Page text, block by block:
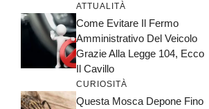
ATTUALITÀ
Come Evitare Il Fermo
Amministrativo Del Veicolo
Grazie Alla Legge 104, Ecco
Il Cavillo
CURIOSITÀ
Questa Mosca Depone Fino